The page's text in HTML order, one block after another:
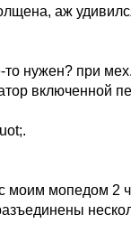
аж
нужен? при
включенной
моим мопедом 2